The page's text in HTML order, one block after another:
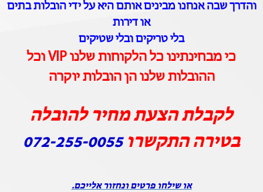
והדרך שבה אנחנו מבינים אותם היא על ידי הובלות בתים
או דירות
בלי טריקים ובלי שטיקים
כי מבחינתינו כל הלקוחות שלנו VIP וכל
ההובלות שלנו הן הובלות יוקרה
לקבלת הצעת מחיר להובלה
בטירה התקשרו072-255-0055
או שילחו פרטים ונחזור אלייכם.